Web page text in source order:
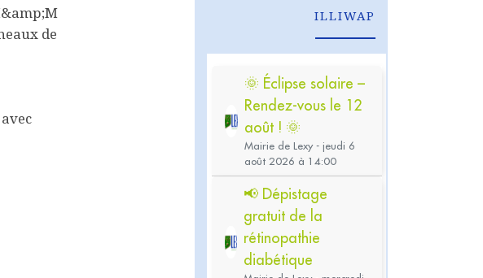
de
ILLIWAP